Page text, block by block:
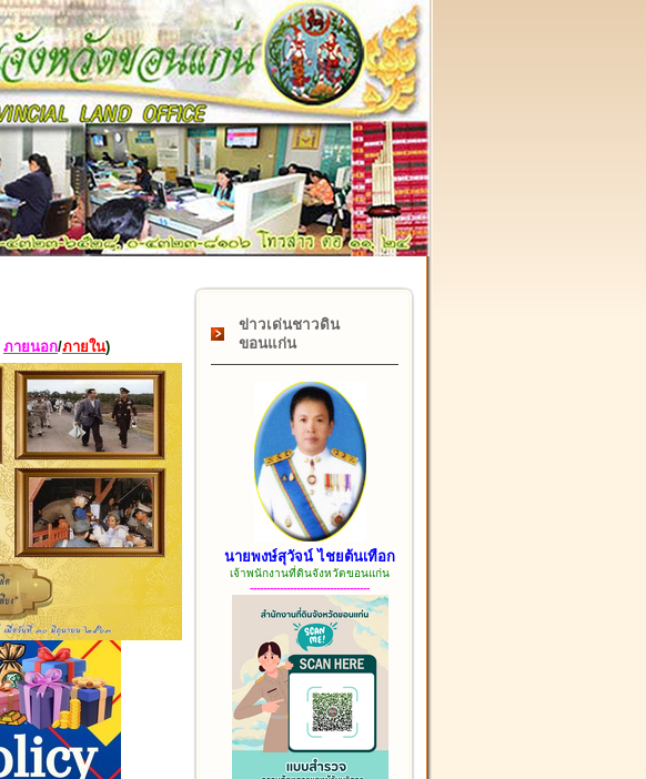
๑๗ กุมภาพันธ์ "วันคล้ายวันสถาปนากรมที่ดิน" ครบรอบ ๑๒๒
ภายนอก/ภายใน)
ข่าวเด่นชาวดิน
ขอนแก่น
นายพงษ์สุวัจน์ ไชยต้นเทือก
เจ้าพนักงานที่ดินจังหวัดขอนแก่น
------------------------------------